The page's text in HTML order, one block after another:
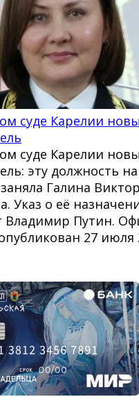
суде Карелии
суде Карелии
эту должность
Галина
Указ о её
Владимир Путин.
27 июля